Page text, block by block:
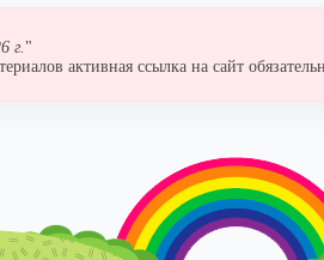
г. "
активная ссылка на сайт